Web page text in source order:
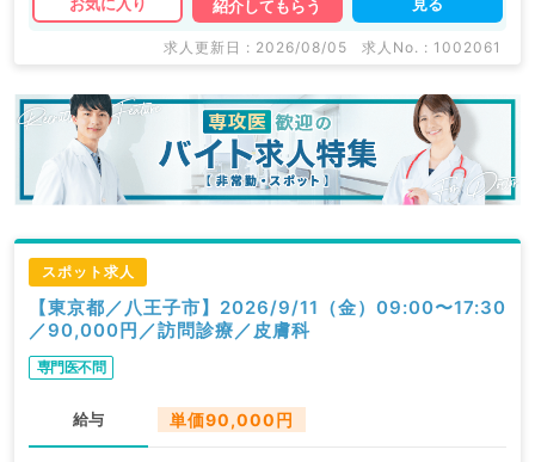
お気に入り
紹介してもらう
求人更新日 : 2026/08/05 求人No. : 1002061
スポット求人
【東京都／八王子市】2026/9/11（金）09:00〜17:30
／90,000円／訪問診療／皮膚科
専門医不問
給与 単価90,000円